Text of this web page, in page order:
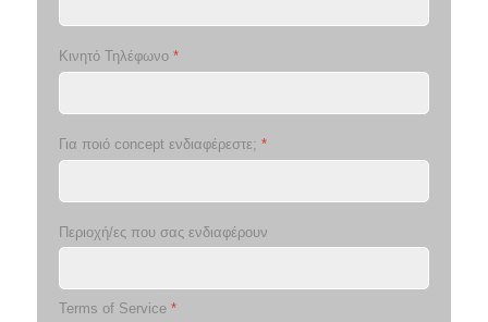
Κινητό Τηλέφωνο *
Για ποιό concept ενδιαφέρεστε; *
Περιοχή/ες που σας ενδιαφέρουν
Terms of Service *